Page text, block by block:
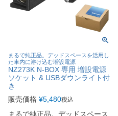
まるで純正品。デッドスペースを活用し
た車内に溶け込む増設電源
NZ273K N-BOX 専用 増設電源
ソケット & USBダウンライト付
き
販売価格 ¥5,480税込
まるで純正品。デッドスペース